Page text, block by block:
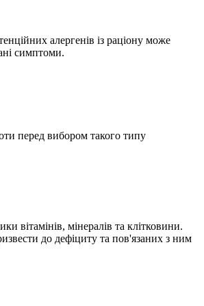
алергенів із раціону може
симптоми.
перед вибором такого типу
вітамінів, мінералів та клітковини.
до дефіциту та пов'язаних з ним